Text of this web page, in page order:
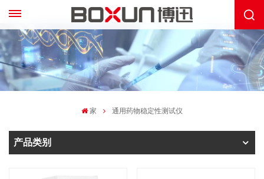
家 通用药物稳定性测试仪
产品类别